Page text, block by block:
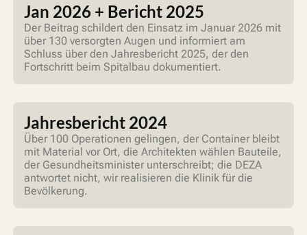
Jan 2026 + Bericht 2025
Der Beitrag schildert den Einsatz im Januar 2026 mit
über 130 versorgten Augen und informiert am
Schluss über den Jahresbericht 2025, der den
Fortschritt beim Spitalbau dokumentiert.
Jahresbericht 2024
Über 100 Operationen gelingen, der Container bleibt
mit Material vor Ort, die Architekten wählen Bauteile,
der Gesundheitsminister unterschreibt; die DEZA
antwortet nicht, wir realisieren die Klinik für die
Bevölkerung.